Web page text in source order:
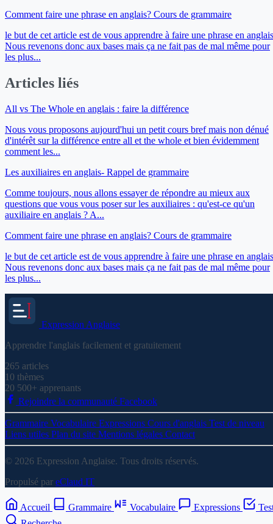
Comment faire une phrase en anglais? Cours de grammaire
le but de cet article est de vous apprendre à faire une phrase en
Nous revenons donc aux bases mais ça ne fait pas de mal même pour
les plus...
Articles liés
All vs The Whole en anglais : faire la différence
Nous vous proposons aujourd'hui un petit cours bref mais non dénué
d'intérêt sur la différence entre all et the whole et bien évidemment
comment les...
Les auxiliaires en anglais- Rappel de grammaire
Comme toujours, nous allons essayer de répondre au mieux aux
questions que vous vous poser sur les auxiliaires : qu'est-ce qu'un
auxiliaire en anglais ? A...
Comment faire une phrase en anglais? Cours de grammaire
le but de cet article est de vous apprendre à faire une phrase en
Nous revenons donc aux bases mais ça ne fait pas de mal même pour
les plus...
Expression Anglaise
Apprendre l'anglais facilement et gratuitement
265 articles
10 thèmes
20 500+ apprenants
Rejoindre la communauté Facebook
Grammaire Vocabulaire Expressions Cours d'anglais Test de niveau
Liens utiles Plan du site Mentions légales Contact
© 2026 Expression Anglaise. Tous droits réservés.
Propulsé par eClaud IT
Accueil Grammaire Vocabulaire Expressions